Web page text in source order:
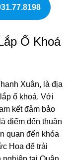
Ổ Khoá
Xuân, là địa
ổ khoá. Với
kết đảm bảo
điểm đến thuận
quan đến khóa
Hoa để trải